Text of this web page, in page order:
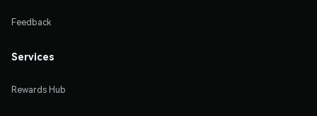
Feedback
Services
Rewards Hub